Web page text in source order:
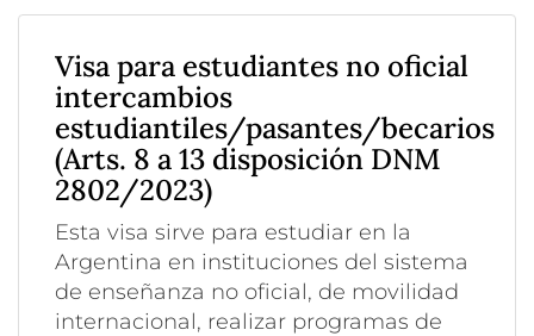
Visa para estudiantes no oficial
intercambios
estudiantiles/pasantes/becarios
(Arts. 8 a 13 disposición DNM
2802/2023)
Esta visa sirve para estudiar en la
Argentina en instituciones del sistema
de enseñanza no oficial, de movilidad
internacional, realizar programas de